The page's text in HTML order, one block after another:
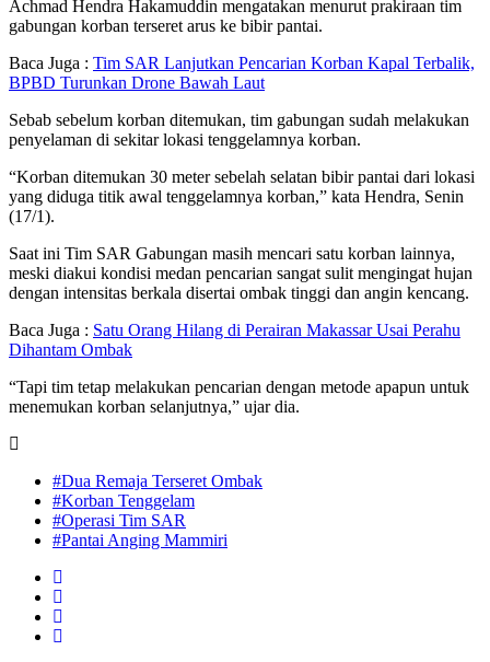
Achmad Hendra Hakamuddin mengatakan menurut prakiraan tim
gabungan korban terseret arus ke bibir pantai.
Baca Juga : Tim SAR Lanjutkan Pencarian Korban Kapal Terbalik,
BPBD Turunkan Drone Bawah Laut
Sebab sebelum korban ditemukan, tim gabungan sudah melakukan
penyelaman di sekitar lokasi tenggelamnya korban.
“Korban ditemukan 30 meter sebelah selatan bibir pantai dari lokasi
yang diduga titik awal tenggelamnya korban,” kata Hendra, Senin
(17/1).
Saat ini Tim SAR Gabungan masih mencari satu korban lainnya,
meski diakui kondisi medan pencarian sangat sulit mengingat hujan
dengan intensitas berkala disertai ombak tinggi dan angin kencang.
Baca Juga : Satu Orang Hilang di Perairan Makassar Usai Perahu
Dihantam Ombak
“Tapi tim tetap melakukan pencarian dengan metode apapun untuk
menemukan korban selanjutnya,” ujar dia.
#Dua Remaja Terseret Ombak
#Korban Tenggelam
#Operasi Tim SAR
#Pantai Anging Mammiri